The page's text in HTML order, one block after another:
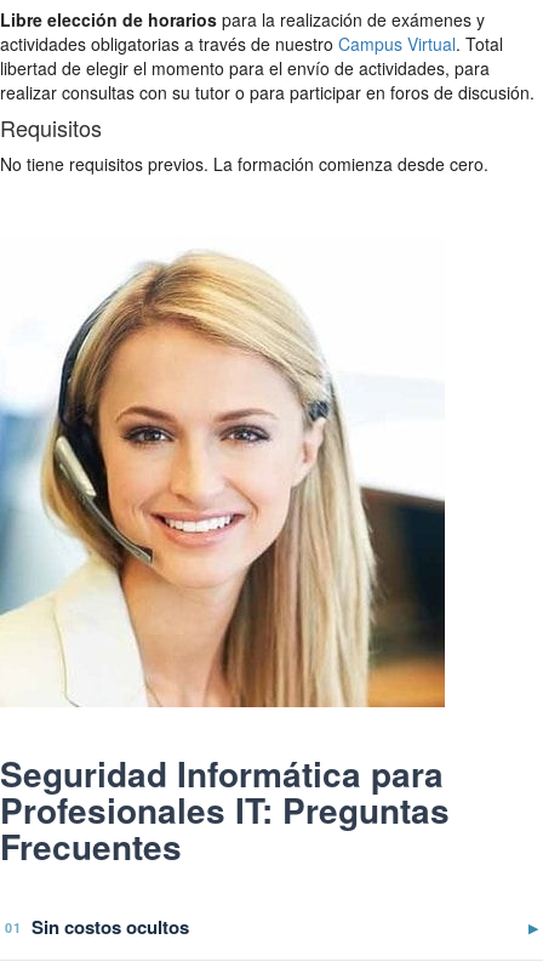
Libre elección de horarios para la realización de exámenes y
actividades obligatorias a través de nuestro Campus Virtual. Total
libertad de elegir el momento para el envío de actividades, para
realizar consultas con su tutor o para participar en foros de discusión.
Requisitos
No tiene requisitos previos. La formación comienza desde cero.
Seguridad Informática para
Profesionales IT: Preguntas
Frecuentes
01 Sin costos ocultos ▶